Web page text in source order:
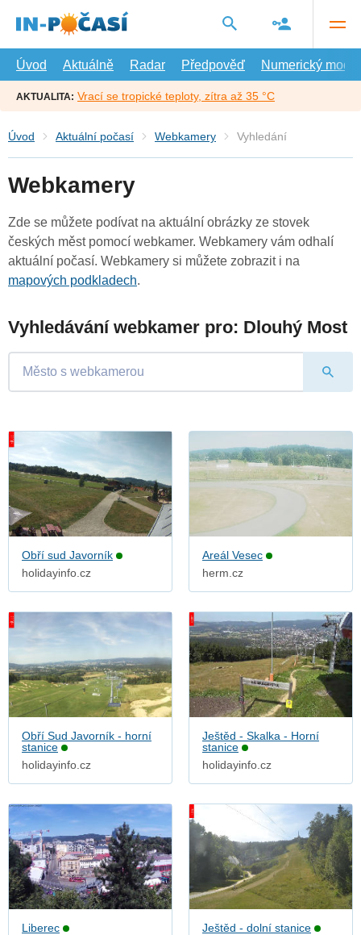
hlavní
Úvod
Aktuálně Radar Předpověď Numerický model
AKTUALITA: Vrací se tropické teploty, zítra až 35 °C
Úvod Aktuální počasí Webkamery Vyhledání
Webkamery
Zde se můžete podívat na aktuální obrázky ze stovek
českých měst pomocí webkamer. Webkamery vám odhalí
aktuální počasí. Webkamery si můžete zobrazit i na
mapových podkladech.
Vyhledávání webkamer pro: Dlouhý Most
Obří sud Javorník
holidayinfo.cz
Areál Vesec
herm.cz
Obří Sud Javorník - horní
stanice
holidayinfo.cz
Ještěd - Skalka - Horní
stanice
holidayinfo.cz
Liberec
Ještěd - dolní stanice